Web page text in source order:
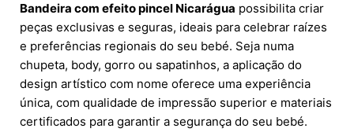
Bandeira com efeito pincel Nicarágua possibilita criar
peças exclusivas e seguras, ideais para celebrar raízes
e preferências regionais do seu bebé. Seja numa
chupeta, body, gorro ou sapatinhos, a aplicação do
design artístico com nome oferece uma experiência
única, com qualidade de impressão superior e materiais
certificados para garantir a segurança do seu bebé.